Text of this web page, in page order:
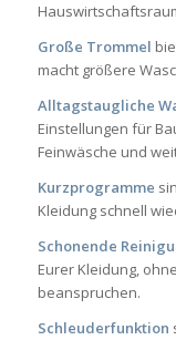
Große Trommel
macht größere
Alltagstaugliche
Einstellungen für
Feinwäsche und
Kurzprogramme
Kleidung schnell
Schonende
Eurer Kleidung,
beanspruchen.
Schleuderfunktion